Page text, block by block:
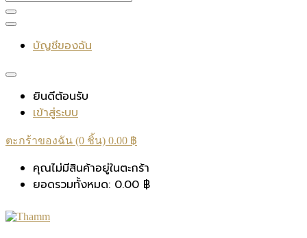
บัญชีของฉัน
ยินดีต้อนรับ
เข้าสู่ระบบ
ตะกร้าของฉัน (0 ชิ้น) 0.00 ฿
คุณไม่มีสินค้าอยู่ในตะกร้า
ยอดรวมทั้งหมด: 0.00 ฿